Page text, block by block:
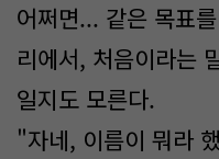
어쩌면... 같은 목표
리에서, 처음이라는
일지도 모른다.
"자네, 이름이 뭐라